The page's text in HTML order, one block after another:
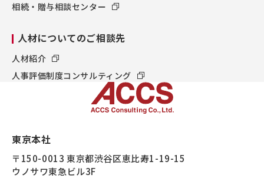
相続・贈与相談センター
人材についてのご相談先
人材紹介
人事評価制度コンサルティング
東京本社
〒150-0013 東京都渋谷区恵比寿1-19-15
ウノサワ東急ビル3F